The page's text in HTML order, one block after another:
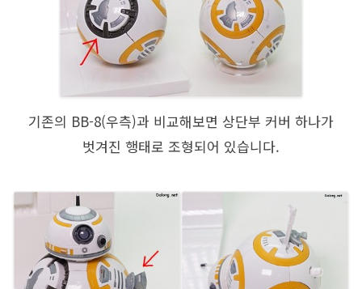
기존의 BB-8(우측)과 비교해보면 상단부 커버 하나가
벗겨진 행태로 조형되어 있습니다.